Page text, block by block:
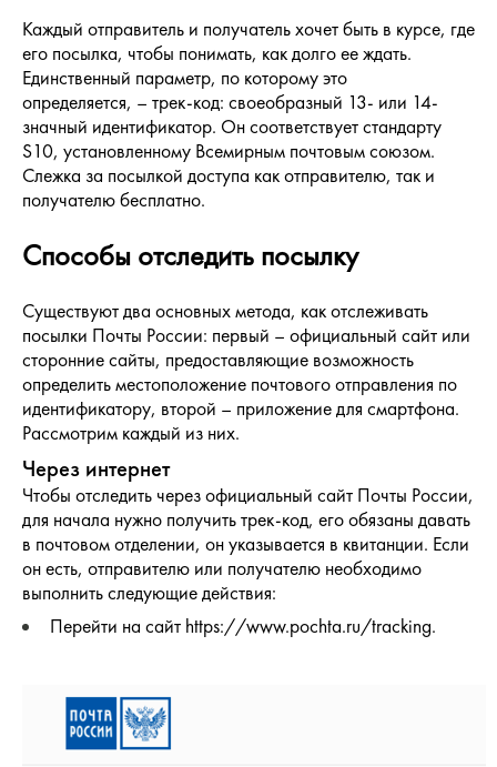
Каждый отправитель и получатель хочет быть в курсе, где
его посылка, чтобы понимать, как долго ее ждать.
Единственный параметр, по которому это
определяется, – трек-код: своеобразный 13- или 14-
значный идентификатор. Он соответствует стандарту
S10, установленному Всемирным почтовым союзом.
Слежка за посылкой доступа как отправителю, так и
получателю бесплатно.
Способы отследить посылку
Существуют два основных метода, как отслеживать
посылки Почты России: первый – официальный сайт или
сторонние сайты, предоставляющие возможность
определить местоположение почтового отправления по
идентификатору, второй – приложение для смартфона.
Рассмотрим каждый из них.
Через интернет
Чтобы отследить через официальный сайт Почты России,
для начала нужно получить трек-код, его обязаны давать
в почтовом отделении, он указывается в квитанции. Если
он есть, отправителю или получателю необходимо
выполнить следующие действия:
Перейти на сайт https://www.pochta.ru/tracking.